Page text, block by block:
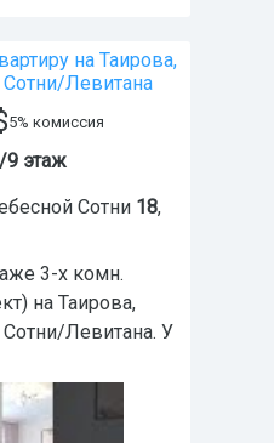
на Таирова,
Левитана
5% комиссия
9 этаж
Сотни 18,
3-х комн.
на Таирова,
Левитана. У